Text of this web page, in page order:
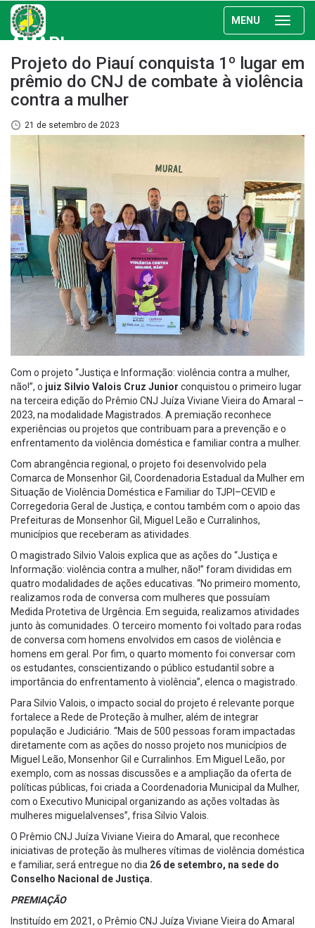
MENU
AMAPI
Projeto do Piauí conquista 1º lugar em
prêmio do CNJ de combate à violência
contra a mulher
21 de setembro de 2023
Com o projeto “Justiça e Informação: violência contra a mulher,
não!”, o juiz Silvio Valois Cruz Junior conquistou o primeiro lugar
na terceira edição do Prêmio CNJ Juíza Viviane Vieira do Amaral –
2023, na modalidade Magistrados. A premiação reconhece
experiências ou projetos que contribuam para a prevenção e o
enfrentamento da violência doméstica e familiar contra a mulher.
Com abrangência regional, o projeto foi desenvolvido pela
Comarca de Monsenhor Gil, Coordenadoria Estadual da Mulher em
Situação de Violência Doméstica e Familiar do TJPI–CEVID e
Corregedoria Geral de Justiça, e contou também com o apoio das
Prefeituras de Monsenhor Gil, Miguel Leão e Curralinhos,
municípios que receberam as atividades.
O magistrado Silvio Valois explica que as ações do “Justiça e
Informação: violência contra a mulher, não!” foram divididas em
quatro modalidades de ações educativas. “No primeiro momento,
realizamos roda de conversa com mulheres que possuíam
Medida Protetiva de Urgência. Em seguida, realizamos atividades
junto às comunidades. O terceiro momento foi voltado para rodas
de conversa com homens envolvidos em casos de violência e
homens em geral. Por fim, o quarto momento foi conversar com
os estudantes, conscientizando o público estudantil sobre a
importância do enfrentamento à violência”, elenca o magistrado.
Para Silvio Valois, o impacto social do projeto é relevante porque
fortalece a Rede de Proteção à mulher, além de integrar
população e Judiciário. “Mais de 500 pessoas foram impactadas
diretamente com as ações do nosso projeto nos municípios de
Miguel Leão, Monsenhor Gil e Curralinhos. Em Miguel Leão, por
exemplo, com as nossas discussões e a ampliação da oferta de
políticas públicas, foi criada a Coordenadoria Municipal da Mulher,
com o Executivo Municipal organizando as ações voltadas às
mulheres miguelalvenses”, frisa Silvio Valois.
O Prêmio CNJ Juíza Viviane Vieira do Amaral, que reconhece
iniciativas de proteção às mulheres vítimas de violência doméstica
e familiar, será entregue no dia 26 de setembro, na sede do
Conselho Nacional de Justiça.
PREMIAÇÃO
Instituído em 2021, o Prêmio CNJ Juíza Viviane Vieira do Amaral